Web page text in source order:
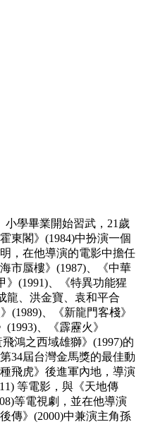
小學畢業開始習武，21歲
東閣》(1984)中扮演一個
，在他導演的電影中擔任
市蜃樓》(1987)、《中華
》(1991)、《特異功能猩
龍、洪金寶、袁和平合
(1989)、《新龍門客棧》
、《霹靂火》
鴻之西域雄獅》(1997)的
34屆台灣金馬獎的最佳動
飛虎》後進軍內地，導演
等電影，與《天地傳
等電視劇，並在他導演
傳》(2000)中兼演主角孫